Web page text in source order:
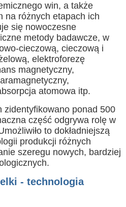
win, a także
na różnych etapach ich
się nowoczesne
metody badawcze, w
cieczową, cieczową i
elektroforezę
magnetyczny,
atomowa itp.
zidentyfikowano ponad 500
część odgrywa rolę w
to dokładniejszą
produkcji różnych
szeregu nowych, bardziej
- technologia